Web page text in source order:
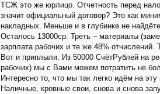
ТСЖ это же юрлицо. Отчетность перед
значит официальный договор? Это как
накладных. Меньше и в глубинке не
Осталось 13000ср. Треть – материалы
зарплата рабочих и те же 48% отчислений.
Вот и приплыли. Из 50000 СчётРублей на
рабочих) мы с Вами можем потратить не
Интересно то, что мы так легко идём на
Наличные, кровные свои, снова и снова